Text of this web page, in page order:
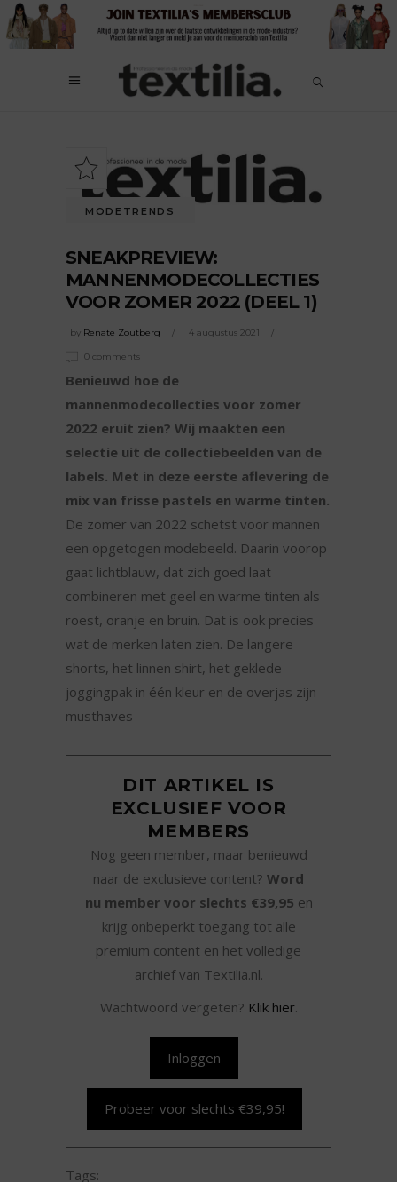
MODETRENDS
SNEAKPREVIEW:
MANNENMODECOLLECTIES
VOOR ZOMER 2022 (DEEL 1)
by Renate Zoutberg 4 augustus 2021
0 comments
Benieuwd hoe de
mannenmodecollecties voor zomer
2022 eruit zien? Wij maakten een
selectie uit de collectiebeelden van de
labels. Met in deze eerste aflevering de
mix van frisse pastels en warme tinten.
De zomer van 2022 schetst voor mannen
een opgetogen modebeeld. Daarin voorop
gaat lichtblauw, dat zich goed laat
combineren met geel en warme tinten als
roest, oranje en bruin. Dat is ook precies
wat de merken laten zien. De langere
shorts, het linnen shirt, het geklede
joggingpak in één kleur en de overjas zijn
musthaves
DIT ARTIKEL IS
EXCLUSIEF VOOR
MEMBERS
Nog geen member, maar benieuwd
naar de exclusieve content? Word
nu member voor slechts €39,95 en
krijg onbeperkt toegang tot alle
premium content en het volledige
archief van Textilia.nl.
Wachtwoord vergeten? Klik hier.
Inloggen
Probeer voor slechts €39,95!
Tags: